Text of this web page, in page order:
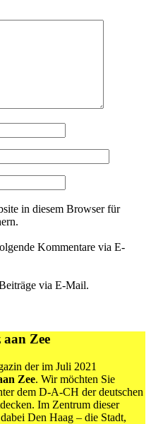
in diesem Browser für
Kommentare via E-
via E-Mail.
Zee
der im Juli 2021
Zee. Wir möchten Sie
dem D-A-CH der deutschen
Im Zentrum dieser
Den Haag – die Stadt,